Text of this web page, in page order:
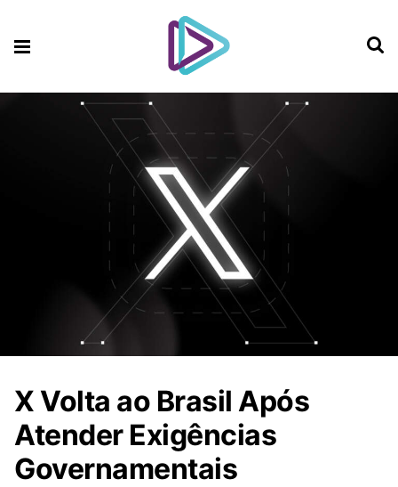
X Volta ao Brasil Após
Atender Exigências
Governamentais